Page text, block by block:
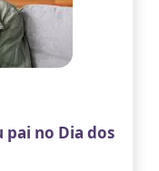
pai no Dia dos